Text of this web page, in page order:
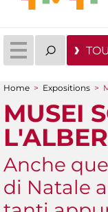
You are
Home > Expositions >
MUSEI
Anche
di Natale